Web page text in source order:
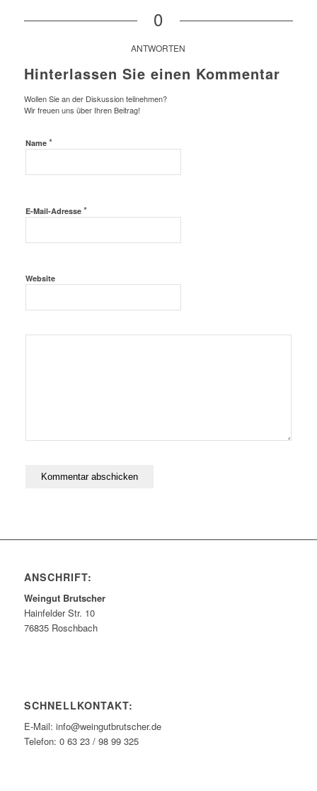
0
ANTWORTEN
Hinterlassen Sie einen Kommentar
Wollen Sie an der Diskussion teilnehmen?
Wir freuen uns über Ihren Beitrag!
Name *
E-Mail-Adresse *
Website
ANSCHRIFT:
Weingut Brutscher
Hainfelder Str. 10
76835 Roschbach
SCHNELLKONTAKT:
E-Mail: info@weingutbrutscher.de
Telefon: 0 63 23 / 98 99 325